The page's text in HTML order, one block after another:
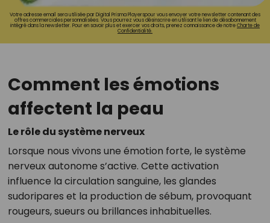
Votre adresse email sera utilisée par Digital Prisma Playerspour vous envoyer votre newsletter contenant des
offres commerciales personnalisées. Vous pourrez vous désinscrire en utilisant le lien de désabonnement
intégré dans la newsletter. Pour en savoir plus et exercer vos droits, prenez connaissance de notreCharte de
Confidentialité.
Comment les émotions
affectent la peau
Le rôle du système nerveux
Lorsque nous vivons une émotion forte, le système
nerveux autonome s’active. Cette activation
influence la circulation sanguine, les glandes
sudoripares et la production de sébum, provoquant
rougeurs, sueurs ou brillances inhabituelles.